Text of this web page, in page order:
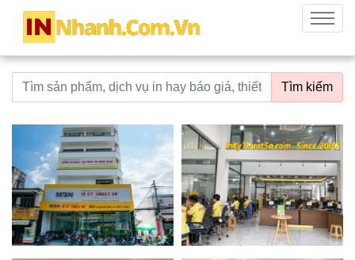
innhanh.com.vn
Menu
Từ khoá tìm kiếm Tìm kiếm